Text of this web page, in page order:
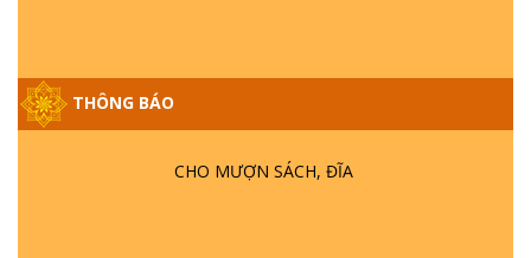
THÔNG BÁO
CHO MƯỢN SÁCH, ĐĨA
GIẢI ĐÁP ĐẶC BIỆT P25 - SUỐT 49 NĂM
PHẬT KHÔNG NÓI? HỘI LONG HOA LÀ
HỘI GÌ? TỬ VÌ ĐẠO